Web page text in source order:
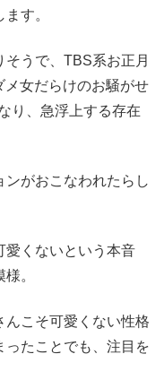
す。
うで、TBS系お正月
女だらけのお騒がせ
り、急浮上する存在
がおこなわれたらし
愛くないという本音
。
んこそ可愛くない性格
ったことでも、注目を